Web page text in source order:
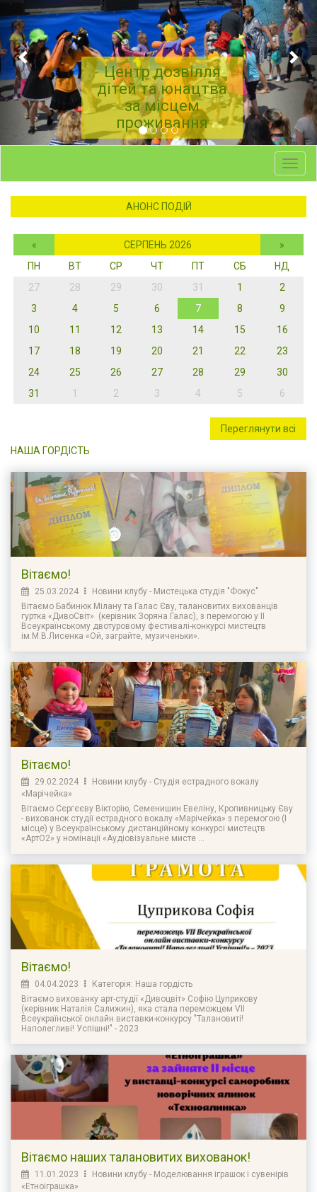
Центр дозвілля
дітей та юнацтва
за місцем
проживання
АНОНС ПОДІЙ
« СЕРПЕНЬ 2026
»
ПН
ВТ СР ЧТ ПТ СБ
НД
27
28 29 30 31 1
2
3
4 5 6 7 8
9
10
11 12 13 14 15
16
17
18 19 20 21 22
23
24
25 26 27 28 29
30
31
1 2 3 4 5 6
Переглянути всі
НАША ГОРДІСТЬ
Вітаємо!
25.03.2024
Новини клубу - Мистецька студія "Фокус"
Вітаємо Бабинюк Мілану та Галас Єву, талановитих вихованців
гуртка «ДивоСвіт» (керівник Зоряна Галас), з перемогою у ІІ
Всеукраїнському двотуровому фестивалі-конкурсі мистецтв
ім.М.В.Лисенка «Ой, заграйте, музиченьки».
Вітаємо!
29.02.2024
Новини клубу - Студія естрадного вокалу
«Марічейка»
Вітаємо Сєргєєву Вікторію, Семенишин Евеліну, Кропивницьку Єву
- вихованок студії естрадного вокалу «Марічейка» з перемогою (І
місце) у Всеукраїнському дистанційному конкурсі мистецтв
«АртО2» у номінації «Аудіовізуальне мисте ...
Вітаємо!
04.04.2023
Категорія: Наша гордість
Вітаємо вихованку арт-студії «Дивоцвіт» Софію Цуприкову
(керівник Наталія Салижин), яка стала переможцем VII
Всеукраїнської онлайн виставки-конкурсу "Талановиті!
Наполегливі! Успішні!" - 2023
Вітаємо наших талановитих вихованок!
11.01.2023
Новини клубу - Моделювання іграшок і сувенірів
«Етноіграшка»